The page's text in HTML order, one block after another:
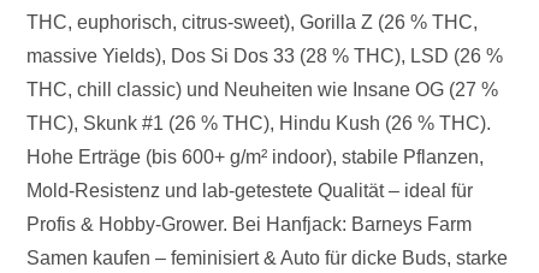
THC, euphorisch, citrus-sweet), Gorilla Z (26 % THC,
massive Yields), Dos Si Dos 33 (28 % THC), LSD (26 %
THC, chill classic) und Neuheiten wie Insane OG (27 %
THC), Skunk #1 (26 % THC), Hindu Kush (26 % THC).
Hohe Erträge (bis 600+ g/m² indoor), stabile Pflanzen,
Mold-Resistenz und lab-getestete Qualität – ideal für
Profis & Hobby-Grower. Bei Hanfjack: Barneys Farm
Samen kaufen – feminisiert & Auto für dicke Buds, starke